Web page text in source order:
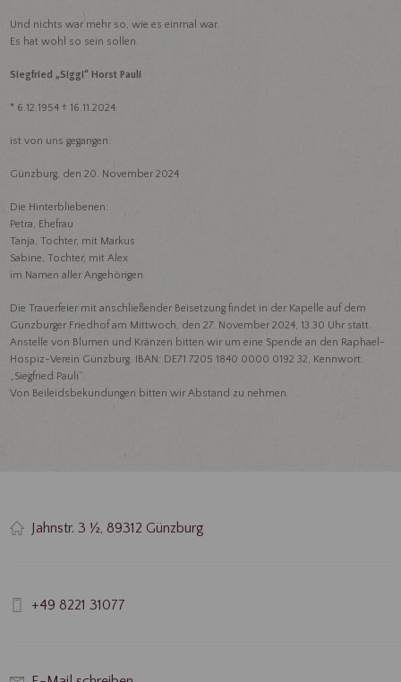
Und nichts war mehr so, wie es einmal war.
Es hat wohl so sein sollen.
Siegfried „Siggi“ Horst Pauli
* 6.12.1954 † 16.11.2024
ist von uns gegangen.
Günzburg, den 20. November 2024
Die Hinterbliebenen:
Petra, Ehefrau
Tanja, Tochter, mit Markus
Sabine, Tochter, mit Alex
im Namen aller Angehörigen
Die Trauerfeier mit anschließender Beisetzung findet in der Kapelle auf dem
Günzburger Friedhof am Mittwoch, den 27. November 2024, 13.30 Uhr statt.
Anstelle von Blumen und Kränzen bitten wir um eine Spende an den Raphael-
Hospiz-Verein Günzburg. IBAN: DE71 7205 1840 0000 0192 32, Kennwort:
„Siegfried Pauli“.
Von Beileidsbekundungen bitten wir Abstand zu nehmen.
Jahnstr. 3 ½, 89312 Günzburg
+49 8221 31077